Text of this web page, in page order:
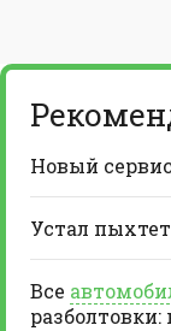
Новый
Устал
Все